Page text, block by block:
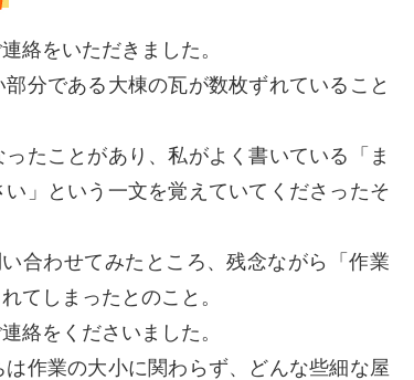
絡をいただきました。
分である大棟の瓦が数枚ずれていること
たことがあり、私がよく書いている「ま
」という一文を覚えていてくださったそ
合わせてみたところ、残念ながら「作業
てしまったとのこと。
絡をくださいました。
作業の大小に関わらず、どんな些細な屋